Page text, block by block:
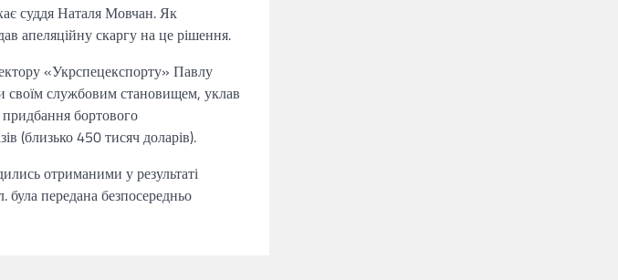
суддя Наталя Мовчан. Як
апеляційну скаргу на це рішення.
«Укрспецекспорту» Павлу
своїм службовим становищем, уклав
бортового
(близько 450 тисяч доларів).
отриманими у результаті
передана безпосередньо